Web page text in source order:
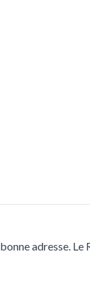
adresse. Le